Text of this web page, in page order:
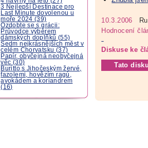
3 Nejlepší Destinace pro
Last Minute dovolenou u
moře 2024 (39)
Ozdobte se s grácii:
Průvodce výběrem
dámských doplňků (55)
Sedm nejkrásnějších měst v
celém Chorvatsku (37)
Papír, obyčejná neobyčejná
věc (30)
Buritto s Jihočeským žervé,
fazolemi, hovězím ragú,
avokádem a koriandrem
(16)
10.3.2006
Hodnocení
Diskuse ke
Tato